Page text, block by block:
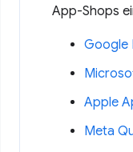
App-Shops
Google
Apple
Meta